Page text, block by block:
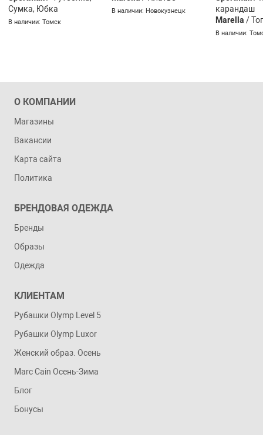
Сумка, Юбка
В наличии: Томск
В наличии: Новокузнецк
карандаш
Marella /
В наличии:
О КОМПАНИИ
Магазины
Вакансии
Карта сайта
Политика
БРЕНДОВАЯ ОДЕЖДА
Бренды
Образы
Одежда
КЛИЕНТАМ
Рубашки Olymp Level 5
Рубашки Olymp Luxor
Женский образ. Осень
Marc Cain Осень-Зима
Блог
Бонусы